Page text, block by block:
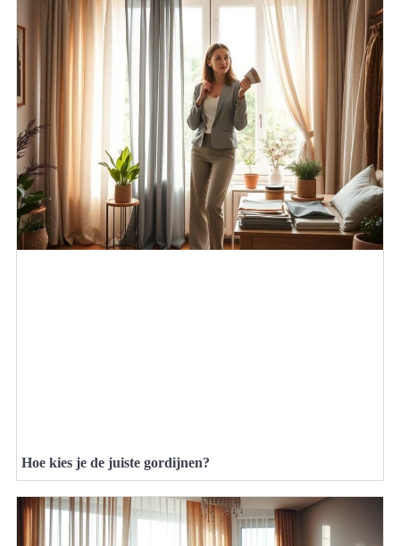
Hoe kies je de juiste gordijnen?